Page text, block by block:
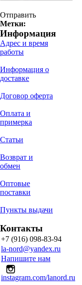
Отправить
Метки:
Информация
Адрес и время
работы
Информация о
доставке
Договор оферта
Оплата и
примерка
Статьи
Возврат и
обмен
Оптовые
поставки
Пункты выдачи
Контакты
+7 (916) 098-83-94
la-nord@yandex.ru
Напишите нам
instagram.com/lanord.ru